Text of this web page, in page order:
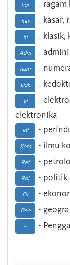
hor - ragam
kas - kasar,
kl - klasik,
Adm -
num -
Dok -
El
-
elektronika
Idt -
Kom - ilmu
Pet -
Pol - politik
Ek -
Geo -
-- -